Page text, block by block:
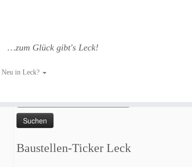
…zum Glück gibt's Leck!
Neu in Leck?
Such dich GLÜCKlich…
nach:
Baustellen-Ticker Leck